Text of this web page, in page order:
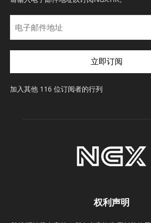
子
邮
件
址
立即订阅
加入其他 116 位订阅者的行列
权利声明